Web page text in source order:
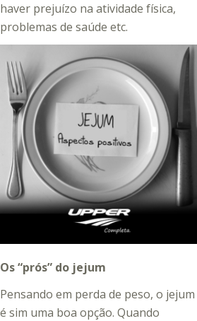
haver prejuízo na atividade física,
problemas de saúde etc.
Os “prós” do jejum
Pensando em perda de peso, o jejum
é sim uma boa opção. Quando